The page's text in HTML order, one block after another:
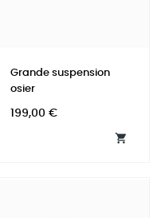
Grande suspension
osier
Prix
199,00 €
